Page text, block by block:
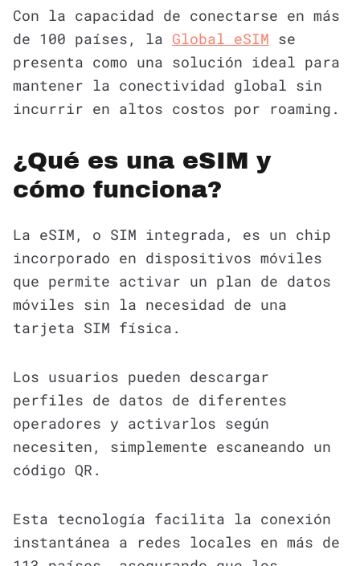
Con la capacidad de conectarse en más
de 100 países, la Global eSIM se
presenta como una solución ideal para
mantener la conectividad global sin
incurrir en altos costos por roaming.
¿Qué es una eSIM y
cómo funciona?
La eSIM, o SIM integrada, es un chip
incorporado en dispositivos móviles
que permite activar un plan de datos
móviles sin la necesidad de una
tarjeta SIM física.
Los usuarios pueden descargar
perfiles de datos de diferentes
operadores y activarlos según
necesiten, simplemente escaneando un
código QR.
Esta tecnología facilita la conexión
instantánea a redes locales en más de